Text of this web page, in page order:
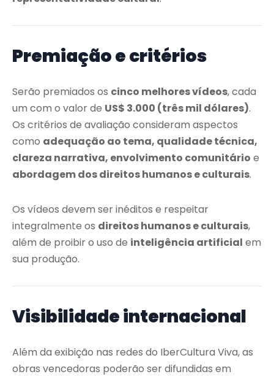
Premiação e critérios
Serão premiados os cinco melhores vídeos, cada
um com o valor de US$ 3.000 (três mil dólares).
Os critérios de avaliação consideram aspectos
como adequação ao tema, qualidade técnica,
clareza narrativa, envolvimento comunitário e
abordagem dos direitos humanos e culturais.
Os vídeos devem ser inéditos e respeitar
integralmente os direitos humanos e culturais,
além de proibir o uso de inteligência artificial em
sua produção.
Visibilidade internacional
Além da exibição nas redes do IberCultura Viva, as
obras vencedoras poderão ser difundidas em